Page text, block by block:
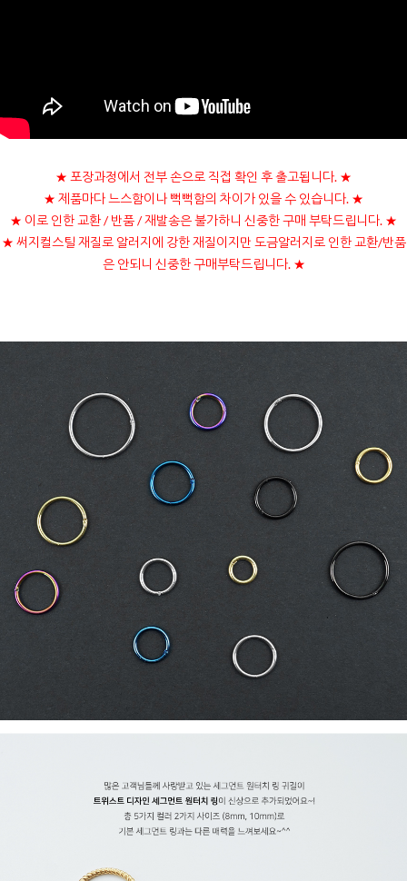
★ 포장과정에서 전부 손으로 직접 확인 후 출고됩니다. ★
★ 제품마다 느스함이나 뻑뻑함의 차이가 있을 수 있습니다. ★
★ 이로 인한 교환 / 반품 / 재발송은 불가하니 신중한 구매 부탁드립니다. ★
★ 써지컬스틸 재질로 알러지에 강한 재질이지만 도금알러지로 인한 교환/반품
은 안되니 신중한 구매부탁드립니다. ★